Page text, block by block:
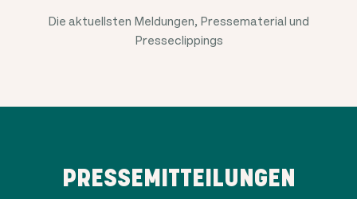
Die aktuellsten Meldungen, Pressematerial und
Presseclippings
PRESSEMITTEILUNGEN